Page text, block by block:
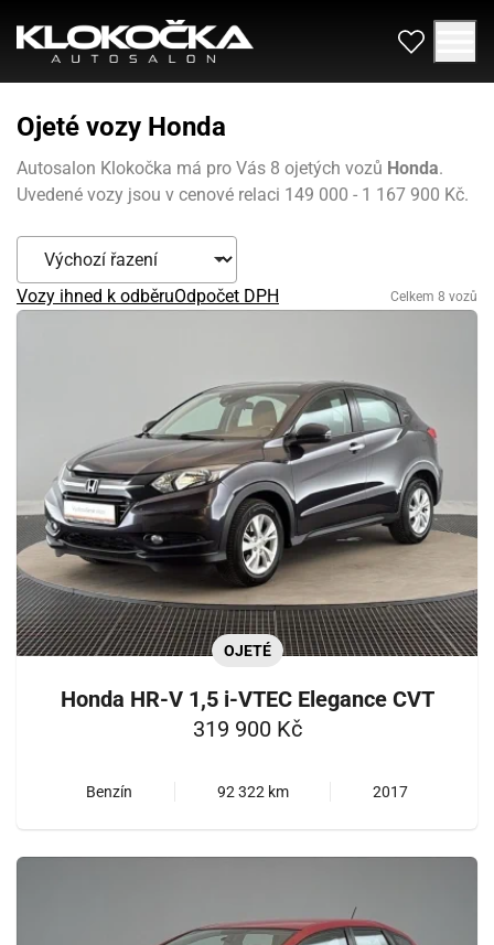
Ojeté vozy Honda
Autosalon Klokočka má pro Vás 8 ojetých vozů Honda.
Uvedené vozy jsou v cenové relaci 149 000 - 1 167 900 Kč.
Vozy ihned k odběruOdpočet DPH Celkem 8 vozů
OJETÉ
Honda HR-V 1,5 i-VTEC Elegance CVT
319 900 Kč
Benzín 92 322 km 2017